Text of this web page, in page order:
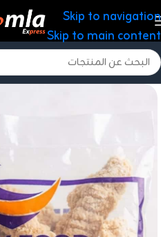
Skip to navigation
Skip to main content